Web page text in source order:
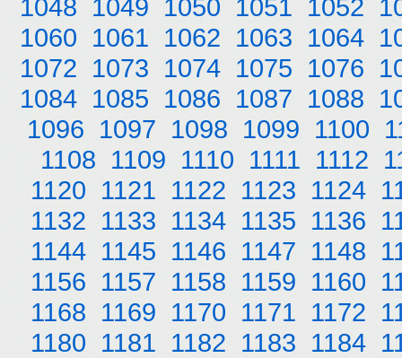
1048 1049 1050 1051 1052
1060 1061 1062 1063 1064
1072 1073 1074 1075 1076
1084 1085 1086 1087 1088
1096 1097 1098 1099 1100
1108 1109 1110 1111 1112
1120 1121 1122 1123 1124
1132 1133 1134 1135 1136
1144 1145 1146 1147 1148
1156 1157 1158 1159 1160
1168 1169 1170 1171 1172
1180 1181 1182 1183 1184